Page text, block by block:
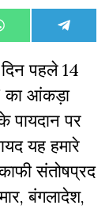
Share
on
WhatsAppShare
on
दिन पहले 14
का आंकड़ा
पायदान पर
यह हमारे
संतोषप्रद
बंगलादेश,